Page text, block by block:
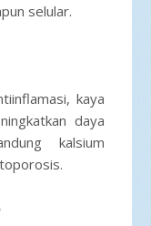
selular.
kaya
daya
kalsium